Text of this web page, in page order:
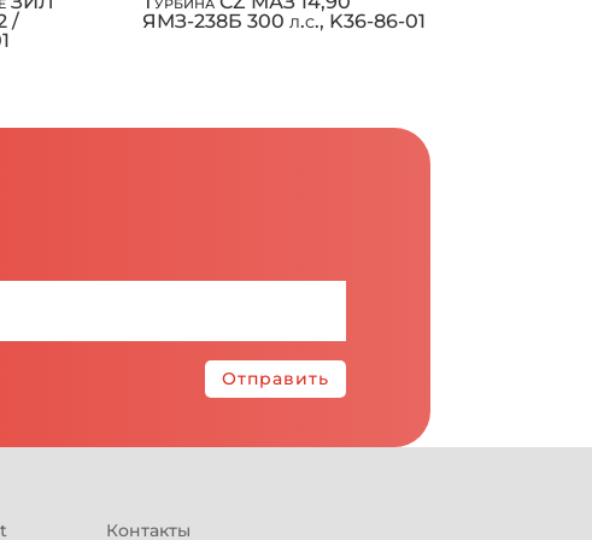
/
ЯМЗ-238Б 300 л.с., K36-86-01
Отправить
Контакты